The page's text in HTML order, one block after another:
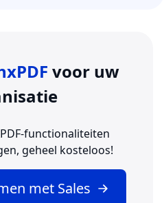
voor uw
met Sales
functionaliteiten
geheel kosteloos!